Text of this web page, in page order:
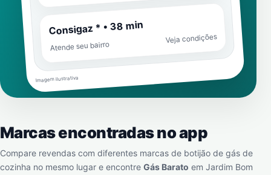
Consigaz * • 38 min
Atende seu bairro
Veja condições
Imagem ilustrativa
Marcas encontradas no app
Compare revendas com diferentes marcas de botijão de gás de
cozinha no mesmo lugar e encontre Gás Barato em Jardim Bom